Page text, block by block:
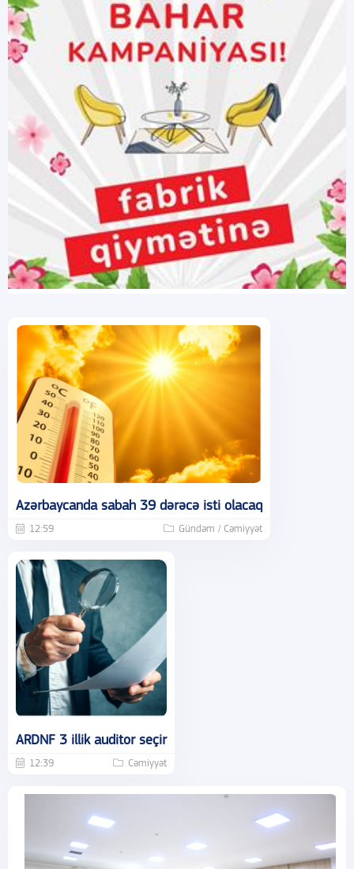
Azərbaycanda sabah 39 dərəcə isti olacaq
12:59 Gündəm / Cəmiyyət
ARDNF 3 illik auditor seçir
12:39 Cəmiyyət